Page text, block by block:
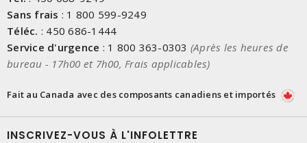
Sans frais : 1 800 599-9249
Téléc. : 450 686-1444
Service d'urgence : 1 800 363-0303 (Après les heures de
bureau - 17h00 et 7h00, Frais applicables)
Fait au Canada avec des composants canadiens et importés
INSCRIVEZ-VOUS À L'INFOLETTRE